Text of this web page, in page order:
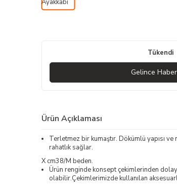
Tükendi
Gelince
Ürün Açıklaması
Terletmez bir kumaştır. Dökümlü yapısı
rahatlık sağlar.
X cm38/M beden.
Ürün renginde konsept çekimlerinden
olabilir.Çekimlerimizde kullanılan